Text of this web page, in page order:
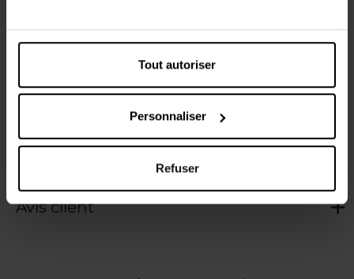
Tout autoriser
Personnaliser
Refuser
Au besoin, coupez l'excès de longueur au niveau
Appliquez une fine couche de Lashfix sur toute la
Avis client